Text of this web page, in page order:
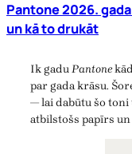
Pantone 2026.
un kā to drukāt
Ik gaduPantone
par gada krāsu.
— lai dabūtu šo toni
atbilstošs papīrs un